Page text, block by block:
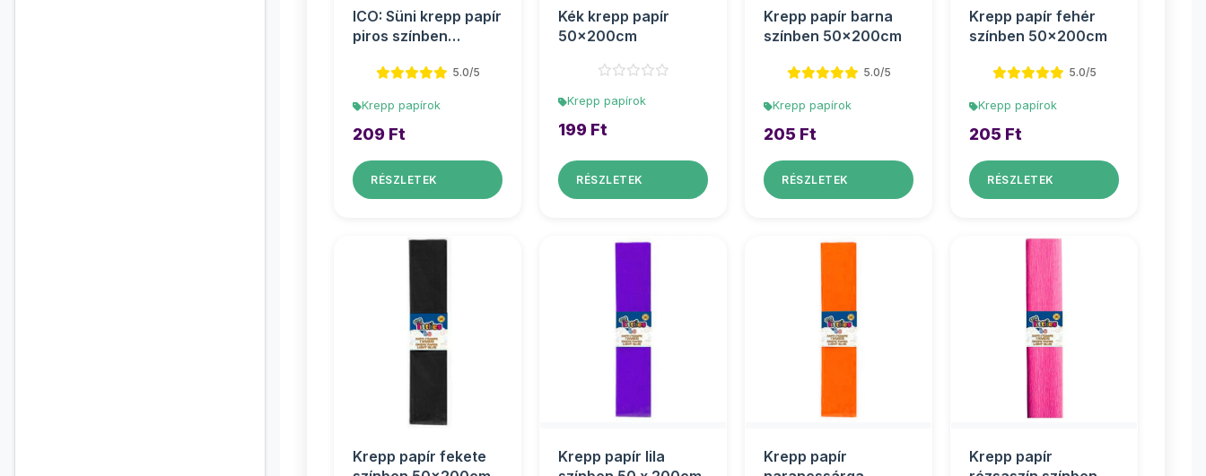
ICO: Süni krepp papír
piros színben
5.0/5
Krepp papírok
209 Ft
RÉSZLETEK
Kék krepp papír
50x200cm
Krepp papírok
199 Ft
RÉSZLETEK
Krepp papír barna
színben 50x200cm
5.0/5
Krepp papírok
205 Ft
RÉSZLETEK
Krepp papír fehér
színben 50x200cm
5.0/5
Krepp papírok
205 Ft
RÉSZLETEK
Krepp papír fekete
Krepp papír lila
Krepp papír
Krepp papír